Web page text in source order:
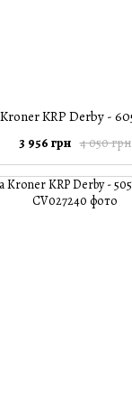
4 050 грн
3 956 грн